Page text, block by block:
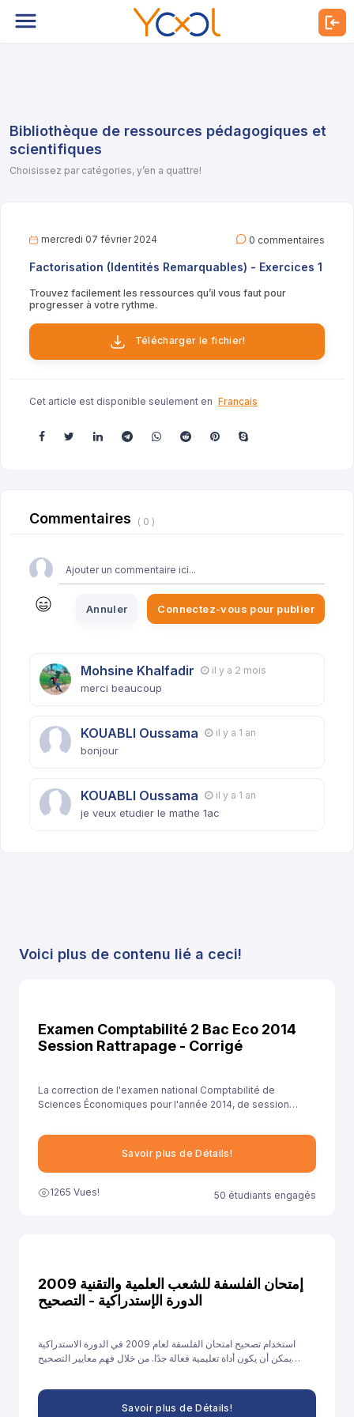
Bibliothèque de ressources pédagogiques et
scientifiques
Choisissez par catégories, y’en a quattre!
mercredi 07 février 2024 0 commentaires
Factorisation (Identités Remarquables) - Exercices 1
Trouvez facilement les ressources qu’il vous faut pour
progresser à votre rythme.
Télécharger le fichier!
Cet article est disponible seulement en Français
Commentaires ( 0 )
Annuler Connectez-vous pour publier
Mohsine Khalfadir il y a 2 mois
merci beaucoup
KOUABLI Oussama il y a 1 an
bonjour
KOUABLI Oussama il y a 1 an
je veux etudier le mathe 1ac
Voici plus de contenu lié a ceci!
Examen Comptabilité 2 Bac Eco 2014
Session Rattrapage - Corrigé
La correction de l'examen national Comptabilité de
Sciences Économiques pour l'année 2014, de session
comprendre leurs erreurs et à améliorer leurs
Savoir plus de Détails!
1265 Vues! 50 étudiants engagés
إمتحان الفلسفة للشعب العلمية والتقنية 2009
الدورة الإستدراكية - التصحيح
استخدام تصحيح امتحان الفلسفة لعام 2009 في الدورة الاستدراكية
يمكن أن يكون أداة تعليمية فعالة جدًا. من خلال فهم معايير التصحيح
أدائهم والاستعداد بشكل أفضل للامتحانات القادمة.
Savoir plus de Détails!